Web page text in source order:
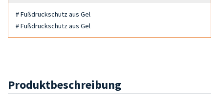
# Fußdruckschutz aus Gel
# Fußdruckschutz aus Gel
Produktbeschreibung